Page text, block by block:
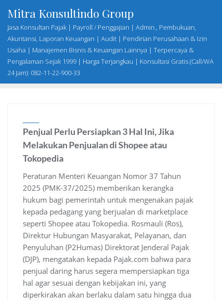
content
Mitra Konsultindo Group
Jasa Konsultan Pajak | Payroll / Penggajian | Admin., Pembukuan,
Akuntansi, Laporan Keuangan | Audit | Pendirian Perusahaan & Izin
Usaha | Manajemen Bisnis & Keuangan Lainnya | Terpercaya &
Pengalaman Sejak 1999 | Harga Terjangkau | Konsultasi Gratis (Call/WA
24 Jam): 082-11-22-900-33
Penjual Perlu Persiapkan 3 Hal Ini, Jika
Melakukan Penjualan di Shopee atau
Tokopedia
Peraturan Menteri Keuangan Nomor 37 Tahun
2025 (PMK-37/2025) memberikan kerangka
hukum bagi pemerintah untuk mengenakan pajak
kepada pedagang yang berjualan di marketplace
seperti Shopee atau Tokopedia. Rosmauli (Ros),
Direktur Hubungan Masyarakat, Pelayanan, dan
Penyuluhan (P2Humas) Direktorat Jenderal Pajak
(DJP), mengatakan kepada Pajak.com bahwa para
penjual daring harus segera mempersiapkan tiga
hal agar sesuai dengan kebijakan ini, yang
diperkirakan akan berlaku dalam satu hingga dua